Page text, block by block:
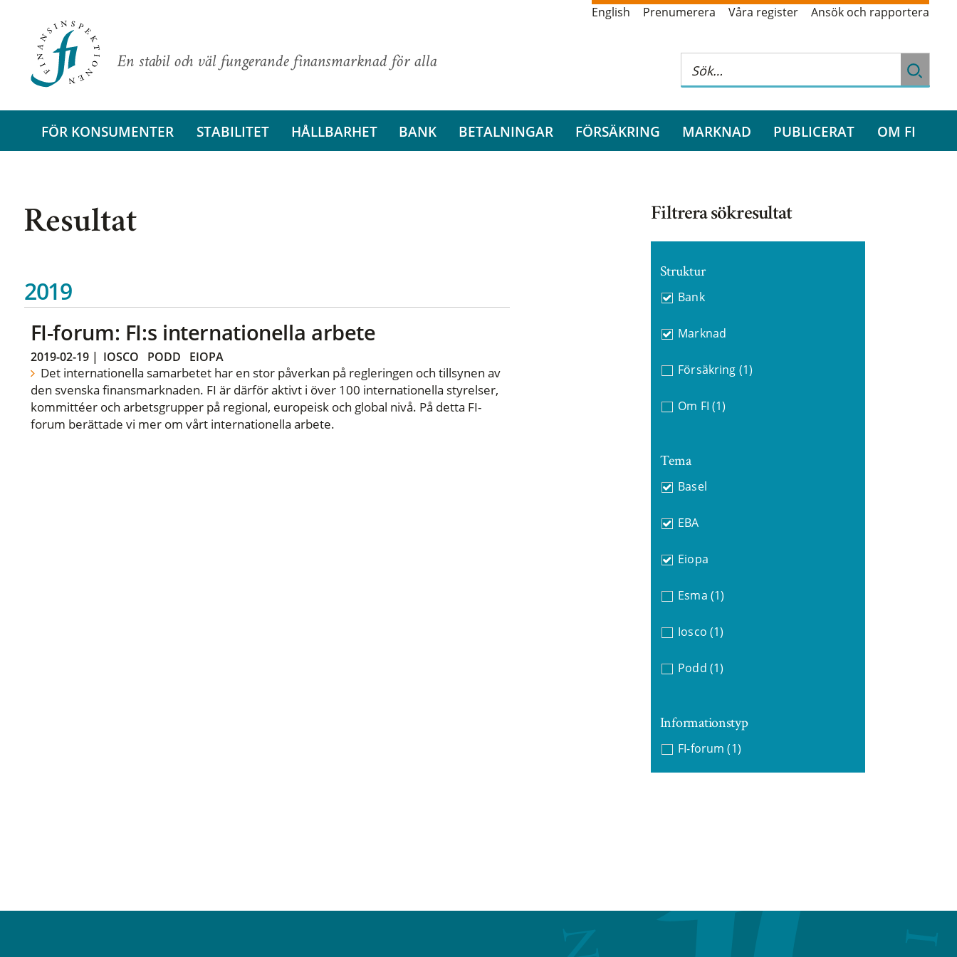
En stabil och väl fungerande finansmarknad för alla
English Prenumerera Våra register Ansök och rapportera
FÖR KONSUMENTER STABILITET HÅLLBARHET BANK BETALNINGAR FÖRSÄKRING MARKNAD PUBLICERAT OM FI
Resultat
2019
FI-forum: FI:s internationella arbete
2019-02-19| IOSCO PODD EIOPA
Det internationella samarbetet har en stor påverkan på regleringen och tillsynen av
den svenska finansmarknaden. FI är därför aktivt i över 100 internationella styrelser,
kommittéer och arbetsgrupper på regional, europeisk och global nivå. På detta FI-
forum berättade vi mer om vårt internationella arbete.
Filtrera sökresultat
Struktur
Bank
Marknad
Försäkring (1)
Om FI (1)
Tema
Basel
EBA
Eiopa
Esma (1)
Iosco (1)
Podd (1)
Informationstyp
FI-forum (1)